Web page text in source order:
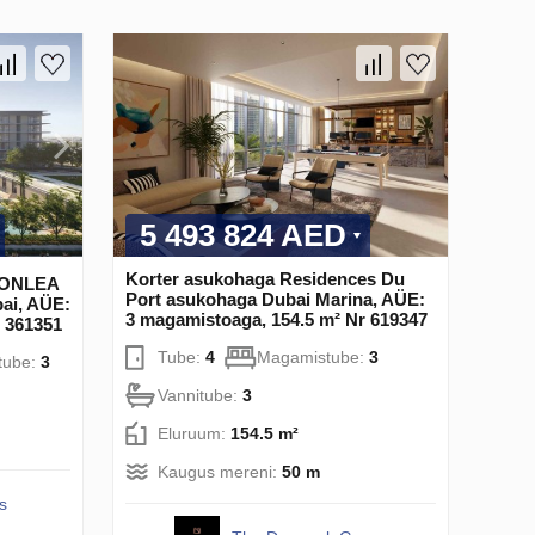
AÜE:
3
5 493 824 AED
Korter asukohaga Residences Du
Port asukohaga Dubai Marina, AÜE:
3 magamistoaga, 154.5 m² Nr 619347
Tube: 4 Magamistube: 3
Vannitube: 3
Eluruum: 154.5 m²
Kaugus mereni: 50 m